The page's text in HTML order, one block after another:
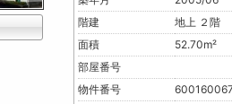
階建
地上 ２階
面積
52.70m²
部屋番号
物件番号